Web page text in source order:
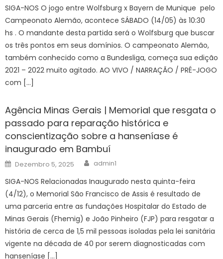
SIGA-NOS O jogo entre Wolfsburg x Bayern de Munique pelo
Campeonato Alemão, acontece SÁBADO (14/05) às 10:30
hs . O mandante desta partida será o Wolfsburg que buscar
os três pontos em seus domínios. O campeonato Alemão,
também conhecido como a Bundesliga, começa sua edição
2021 – 2022 muito agitado. AO VIVO / NARRAÇÃO / PRÉ-JOGO
com […]
Agência Minas Gerais | Memorial que resgata o
passado para reparação histórica e
conscientização sobre a hanseníase é
inaugurado em Bambuí
Posted
on
Dezembro 5, 2025 Author
admin1
SIGA-NOS Relacionadas Inaugurado nesta quinta-feira
(4/12), o Memorial São Francisco de Assis é resultado de
uma parceria entre as fundações Hospitalar do Estado de
Minas Gerais (Fhemig) e João Pinheiro (FJP) para resgatar a
história de cerca de 1,5 mil pessoas isoladas pela lei sanitária
vigente na década de 40 por serem diagnosticadas com
hanseníase […]